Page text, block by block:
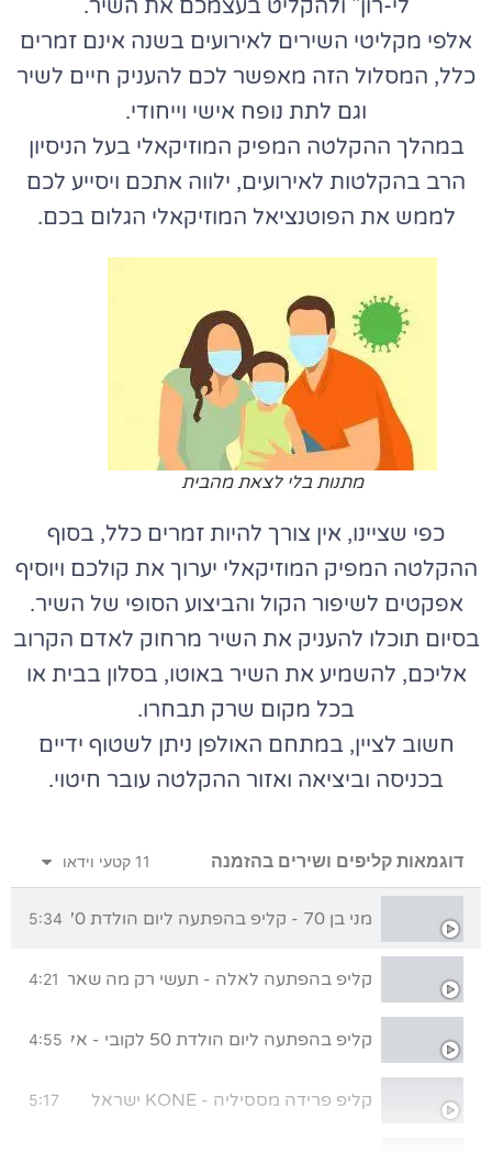
לי-רון" ולהקליט בעצמכם את השיר.
אלפי מקליטי השירים לאירועים בשנה אינם זמרים
כלל, המסלול הזה מאפשר לכם להעניק חיים לשיר
וגם לתת נופח אישי וייחודי.
במהלך ההקלטה המפיק המוזיקאלי בעל הניסיון
הרב בהקלטות לאירועים, ילווה אתכם ויסייע לכם
לממש את הפוטנציאל המוזיקאלי הגלום בכם.
מתנות בלי לצאת מהבית
כפי שציינו, אין צורך להיות זמרים כלל, בסוף
ההקלטה המפיק המוזיקאלי יערוך את קולכם ויוסיף
אפקטים לשיפור הקול והביצוע הסופי של השיר.
בסיום תוכלו להעניק את השיר מרחוק לאדם הקרוב
אליכם, להשמיע את השיר באוטו, בסלון בבית או
בכל מקום שרק תבחרו.
חשוב לציין, במתחם האולפן ניתן לשטוף ידיים
בכניסה וביציאה ואזור ההקלטה עובר חיטוי.
דוגמאות קליפים ושירים בהזמנה 11 קטעי וידאו
מני בן 70 - קליפ בהפתעה ליום הולדת 70 מכל המשפחה 5:34
קליפ בהפתעה לאלה - תעשי רק מה שאת אוהבת
4:21
קליפ בהפתעה ליום הולדת 50 לקובי - אללה בית"ר! 4:55
קליפ פרידה מססיליה - KONE ישראל 5:17